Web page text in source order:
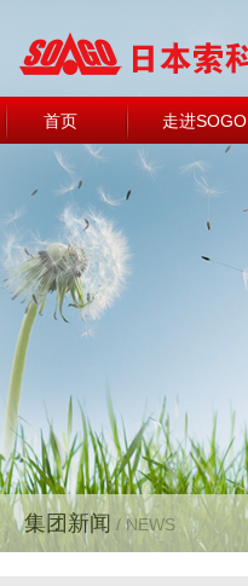
首页 走进SOGO
集团新闻 / NEWS